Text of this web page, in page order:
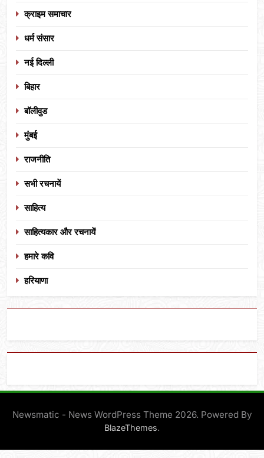
क्राइम समाचार
धर्म संसार
नई दिल्ली
बिहार
बॉलीवुड
मुंबई
राजनीति
सभी रचनायें
साहित्य
साहित्यकार और रचनायें
हमारे कवि
हरियाणा
Newsmatic - News WordPress Theme 2026. Powered By
BlazeThemes.